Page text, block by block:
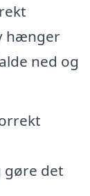
hænger
ned og
gøre det